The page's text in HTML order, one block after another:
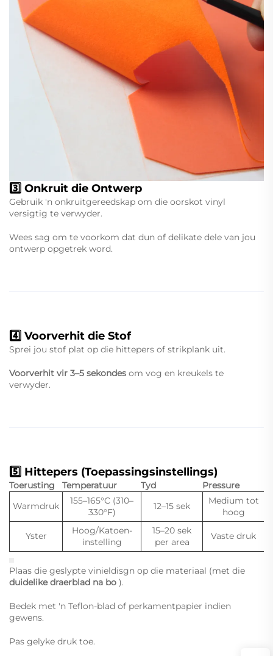
3️⃣ Onkruit die Ontwerp
Gebruik 'n onkruitgereedskap om die oorskot vinyl
versigtig te verwyder.
Wees sag om te voorkom dat dun of delikate dele van jou
ontwerp opgetrek word.
4️⃣ Voorverhit die Stof
Sprei jou stof plat op die hittepers of strikplank uit.
Voorverhit vir 3–5 sekondes om vog en kreukels te
verwyder.
5️⃣ Hittepers (Toepassingsinstellings)
Toerusting Temperatuur Tyd
Pressure
Warmdruk
155–165°C (310–
330°F)
12–15 sek
Medium tot
hoog
Yster
Hoog/Katoen-
instelling
15–20 sek
per area
Vaste druk
Plaas die geslypte vinieldisgn op die materiaal (met die
duidelike draerblad na bo ).
Bedek met 'n Teflon-blad of perkamentpapier indien
gewens.
Pas gelyke druk toe.